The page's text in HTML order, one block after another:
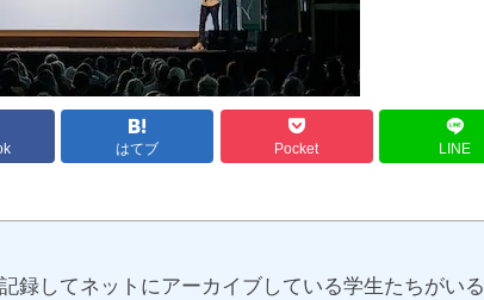
はてブ Pocket LINE
録してネットにアーカイブしている学生たちがいる